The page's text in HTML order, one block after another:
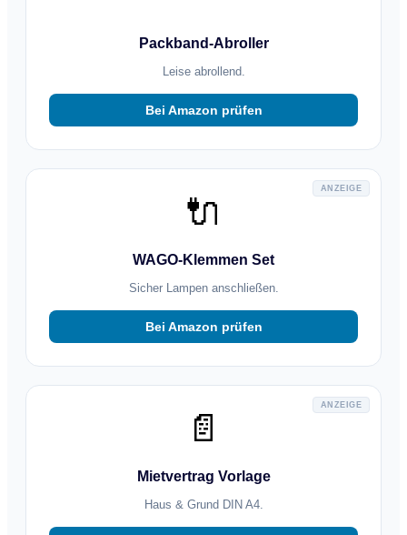
Packband-Abroller
Leise abrollend.
Bei Amazon prüfen
ANZEIGE
🔌
WAGO-Klemmen Set
Sicher Lampen anschließen.
Bei Amazon prüfen
ANZEIGE
📄
Mietvertrag Vorlage
Haus & Grund DIN A4.